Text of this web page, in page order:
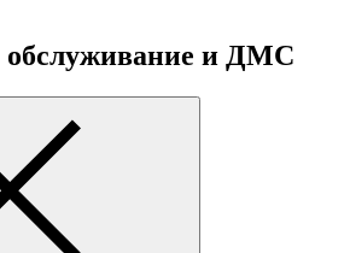
обслуживание и ДМС